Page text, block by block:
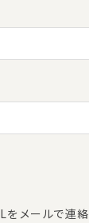
をメールで連絡